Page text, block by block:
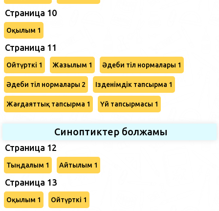
Страница 10
Оқылым 1
Страница 11
Ойтүрткі 1 Жазылым 1 Әдеби тіл нормалары 1
Әдеби тіл нормалары 2 Ізденімдік тапсырма 1
Жағдаяттық тапсырма 1 Үй тапсырмасы 1
Синоптиктер болжамы
Страница 12
Тыңдалым 1 Айтылым 1
Страница 13
Оқылым 1 Ойтүрткі 1